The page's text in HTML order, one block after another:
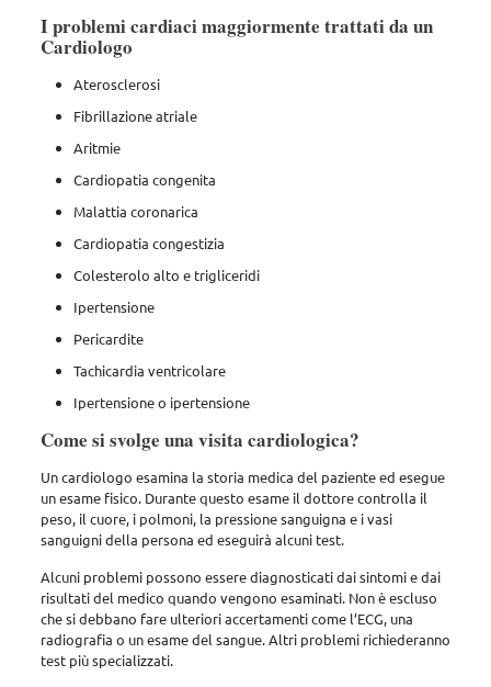
I problemi cardiaci maggiormente trattati da un
Cardiologo
Aterosclerosi
Fibrillazione atriale
Aritmie
Cardiopatia congenita
Malattia coronarica
Cardiopatia congestizia
Colesterolo alto e trigliceridi
Ipertensione
Pericardite
Tachicardia ventricolare
Ipertensione o ipertensione
Come si svolge una visita cardiologica?
Un cardiologo esamina la storia medica del paziente ed esegue
un esame fisico. Durante questo esame il dottore controlla il
peso, il cuore, i polmoni, la pressione sanguigna e i vasi
sanguigni della persona ed eseguirà alcuni test.
Alcuni problemi possono essere diagnosticati dai sintomi e dai
risultati del medico quando vengono esaminati. Non è escluso
che si debbano fare ulteriori accertamenti come l’ECG, una
radiografia o un esame del sangue. Altri problemi richiederanno
test più specializzati.